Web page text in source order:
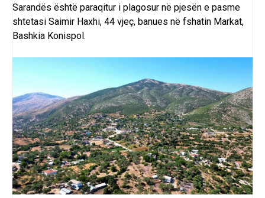
Sarandës është paraqitur i plagosur në pjesën e pasme
shtetasi Saimir Haxhi, 44 vjeç, banues në fshatin Markat,
Bashkia Konispol.